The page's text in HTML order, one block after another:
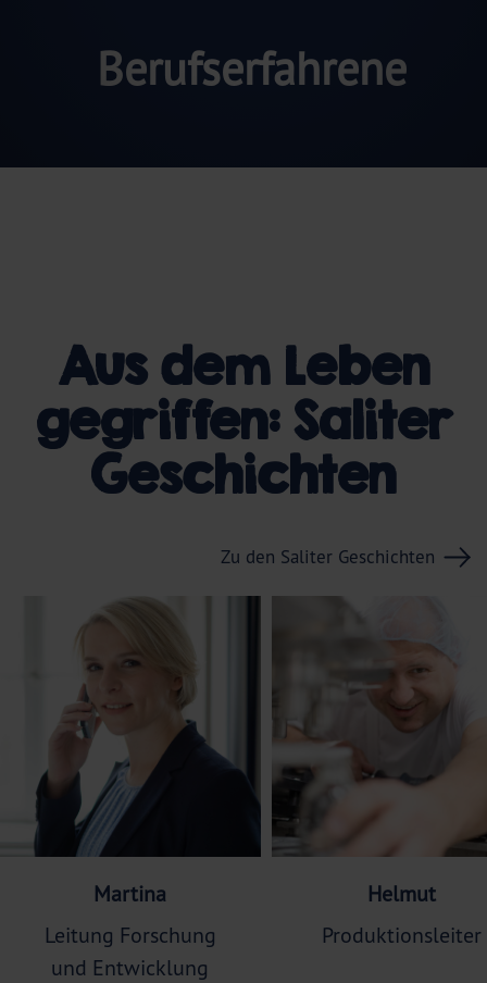
Berufs­erfahrene
Aus dem Leben
gegriffen: Saliter
Geschichten
Martina
Leitung Forschung
und Entwicklung
Helmut
Produktionsleiter
Zu den Saliter Geschichten